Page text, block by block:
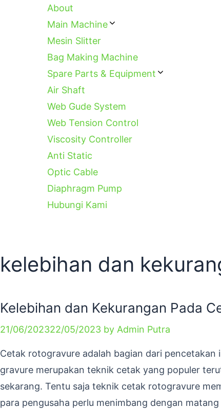
About
Main Machine
Mesin Slitter
Bag Making Machine
Spare Parts & Equipment
Air Shaft
Web Gude System
Web Tension Control
Viscosity Controller
Anti Static
Optic Cable
Diaphragm Pump
Hubungi Kami
kelebihan dan
Kelebihan dan Kekurangan Pada
21/06/202322/05/2023 by Admin Putra
Cetak rotogravure adalah bagian dari
gravure merupakan teknik cetak yang populer
sekarang. Tentu saja teknik cetak rotogravure
para pengusaha perlu menimbang dengan